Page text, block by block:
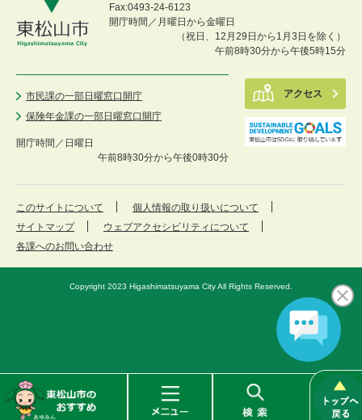
松
Fax:0493-24-6123
開庁時間／月曜日から金曜日
（祝日、12月29日から1月3日を除く）
午前8時30分から午後5時15分
市民課の一部日曜窓口開庁
保険年金課の一部日曜窓口開庁
開庁時間／ 日曜日
午前8時30分から午後0時30分
アクセス
このサイトについて
個人情報の取り扱いについて
サイトマップ
ウェブアクセシビリティについて
各課へのお問い合わせ
Copyright 2023 Higashimatsuyama City All Rights Reserved.